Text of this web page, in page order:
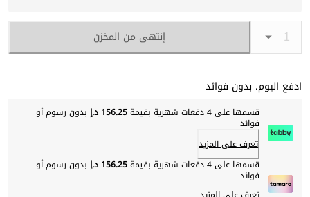
إنتهى من المخزن
ادفع اليوم. بدون فوائد
قسمها على 4 دفعات شهرية بقيمة 156.25 د.إ بدون رسوم أو
فوائد
تعرف على المزيد
قسمها على 4 دفعات شهرية بقيمة
156.25 د.إ بدون رسوم أو
فوائد